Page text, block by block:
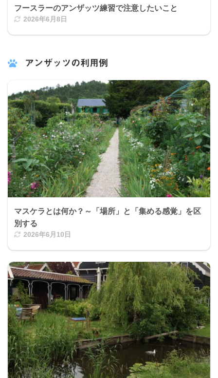
フースラーのアンザッツ練習で注意したいこと
2026年6月8日
アンザッツの利用例
マスケラとは何か？～「場所」と「集める感覚」を区
別する
2026年6月10日